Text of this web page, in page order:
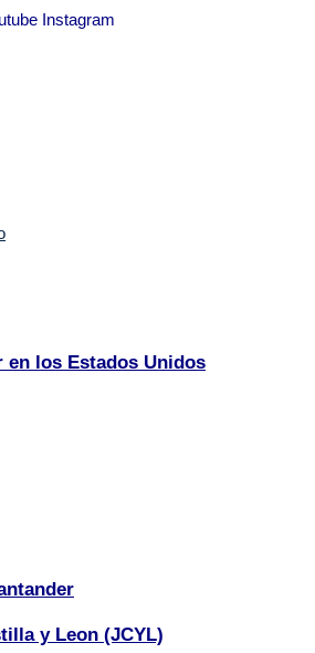
Instagram
en los Estados Unidos
y Leon (JCYL)